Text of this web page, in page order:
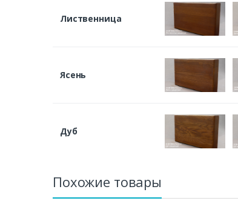
Лиственница
Ясень
Дуб
Похожие товары